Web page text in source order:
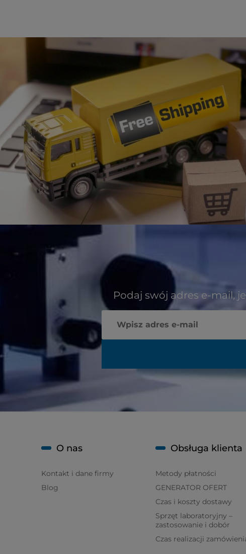
Podaj swój adres e-mail,
O nas
Kontakt i dane firmy
Blog
Obsługa klienta
Metody płatności
GENERATOR OFERT
Czas i koszty dostawy
Sprzęt laboratoryjny –
zastosowanie i dobór
Czas realizacji